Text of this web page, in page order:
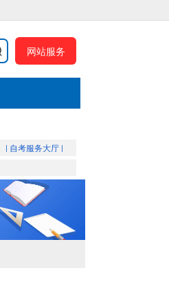
网站服务
| 自考服务大厅 |